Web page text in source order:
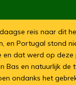
reis naar dit
en Portugal stond
en dat werd op
Bas en natuurlijk de
ondanks het